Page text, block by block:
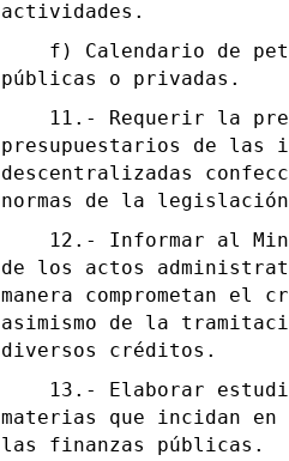
actividades.
f) Calendario de
públicas o privadas.
11.- Requerir la
presupuestarios de las
descentralizadas
normas de la
12.- Informar al
de los actos
manera comprometan el
asimismo de la
diversos créditos.
13.- Elaborar
materias que incidan
las finanzas públicas.